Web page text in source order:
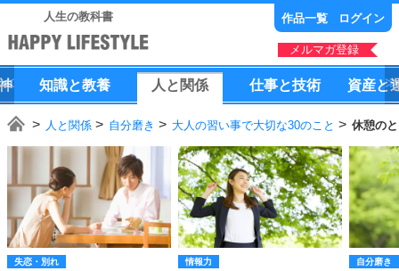
人生の教科書 作品一覧 ログイン
メルマガ登録
知識と教養 人 と 関係 仕事と技術 資産と
人と関係 自分磨き 大人の習い事で大切な30のこと 休憩の
失恋・別れ 情報力 自分磨き